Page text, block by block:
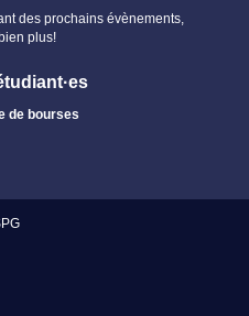
des prochains évènements,
plus!
de bourses